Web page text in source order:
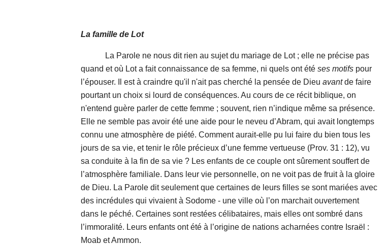
La famille de Lot
La Parole ne nous dit rien au sujet du mariage de Lot ; elle ne précise pas
quand et où Lot a fait connaissance de sa femme, ni quels ont été ses motifs pour
l’épouser. Il est à craindre qu'il n'ait pas cherché la pensée de Dieu avantde faire
pourtant un choix si lourd de conséquences. Au cours de ce récit biblique, on
n'entend guère parler de cette femme ; souvent, rien n’indique même sa présence.
Elle ne semble pas avoir été une aide pour le neveu d’Abram, qui avait longtemps
connu une atmosphère de piété. Comment aurait-elle pu lui faire du bien tous les
jours de sa vie, et tenir le rôle précieux d’une femme vertueuse (Prov. 31 : 12), vu
sa conduite à la fin de sa vie ? Les enfants de ce couple ont sûrement souffert de
l’atmosphère familiale. Dans leur vie personnelle, on ne voit pas de fruit à la gloire
de Dieu. La Parole dit seulement que certaines de leurs filles se sont mariées avec
des incrédules qui vivaient à Sodome - une ville où l’on marchait ouvertement
dans le péché. Certaines sont restées célibataires, mais elles ont sombré dans
l’immoralité. Leurs enfants ont été à l’origine de nations acharnées contre Israël :
Moab et Ammon.